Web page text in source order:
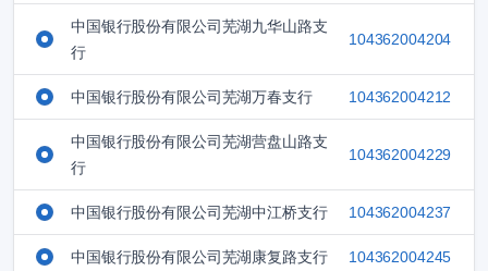
中国银行股份有限公司芜湖九华山路支
行
104362004204
中国银行股份有限公司芜湖万春支行 104362004212
中国银行股份有限公司芜湖营盘山路支
行
104362004229
中国银行股份有限公司芜湖中江桥支行 104362004237
中国银行股份有限公司芜湖康复路支行 104362004245